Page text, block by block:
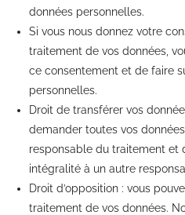
données personnelles.
Si vous nous donnez votre
traitement de vos données,
ce consentement et de faire
personnelles.
Droit de transférer vos
demander toutes vos
responsable du traitement et
intégralité à un autre
Droit d’opposition : vous
traitement de vos données.